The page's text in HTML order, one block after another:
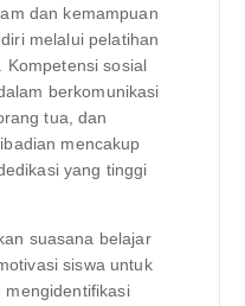
dan kemampuan
melalui pelatihan
Kompetensi sosial
berkomunikasi
tua, dan
mencakup
yang tinggi
suasana belajar
siswa untuk
mengidentifikasi